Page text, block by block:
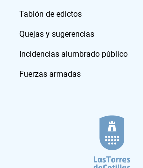
Tablón de edictos
Quejas y sugerencias
Incidencias alumbrado público
Fuerzas armadas